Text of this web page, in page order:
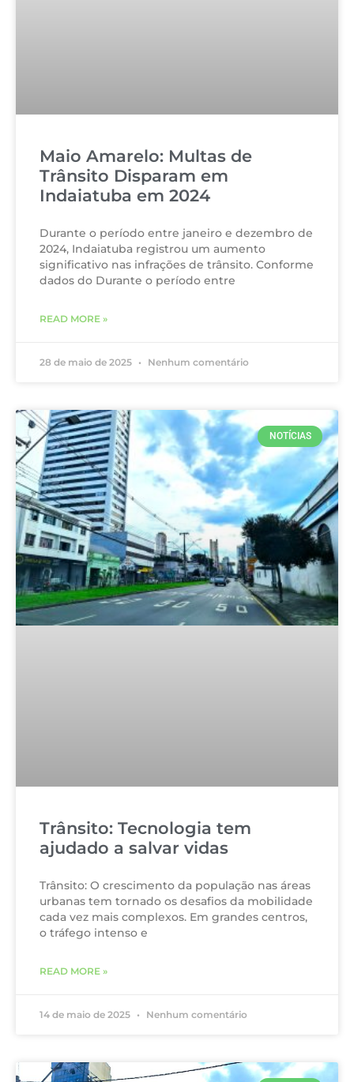
Maio Amarelo: Multas de
Trânsito Disparam em
Indaiatuba em 2024
Durante o período entre janeiro e dezembro de
2024, Indaiatuba registrou um aumento
significativo nas infrações de trânsito. Conforme
dados do Durante o período entre
READ MORE »
28 de maio de 2025 Nenhum comentário
NOTÍCIAS
Trânsito: Tecnologia tem
ajudado a salvar vidas
Trânsito: O crescimento da população nas áreas
urbanas tem tornado os desafios da mobilidade
cada vez mais complexos. Em grandes centros,
o tráfego intenso e
READ MORE »
14 de maio de 2025 Nenhum comentário